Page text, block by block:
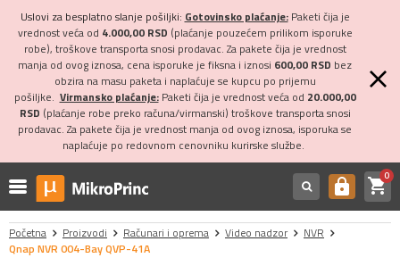
Uslovi za besplatno slanje pošiljki: Gotovinsko plaćanje:Paketi čija je
vrednost veća od 4.000,00 RSD (plaćanje pouzećem prilikom isporuke
robe), troškove transporta snosi prodavac. Za pakete čija je vrednost
manja od ovog iznosa, cena isporuke je fiksna i iznosi 600,00 RSD bez
obzira na masu paketa i naplaćuje se kupcu po prijemu
pošiljke. Virmansko plaćanje:Paketi čija je vrednost veća od 20.000,00
RSD (plaćanje robe preko računa/virmanski) troškove transporta snosi
prodavac. Za pakete čija je vrednost manja od ovog iznosa, isporuka se
naplaćuje po redovnom cenovniku kurirske službe.
https shopping_cart0
Početna Proizvodi Računari i oprema Video nadzor
NVR
Qnap NVR 004-Bay QVP-41A